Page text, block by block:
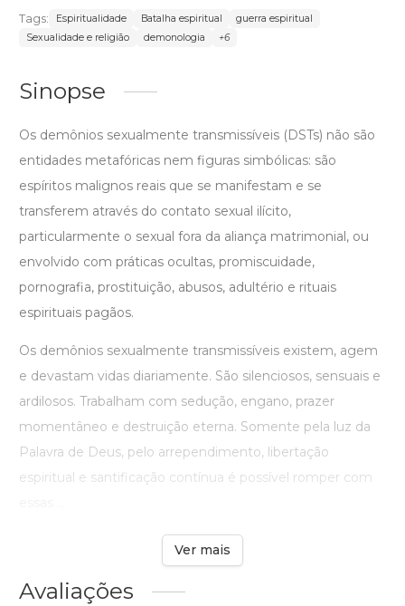
Tags: Espiritualidade Batalha espiritual
guerra espiritual
Sexualidade e religião
demonologia +6
Sinopse
Os demônios sexualmente transmissíveis (DSTs) não são
entidades metafóricas nem figuras simbólicas: são
espíritos malignos reais que se manifestam e se
transferem através do contato sexual ilícito,
particularmente o sexual fora da aliança matrimonial, ou
envolvido com práticas ocultas, promiscuidade,
pornografia, prostituição, abusos, adultério e rituais
espirituais pagãos.
Os demônios sexualmente transmissíveis existem, agem
e devastam vidas diariamente. São silenciosos, sensuais e
ardilosos. Trabalham com sedução, engano, prazer
momentâneo e destruição eterna. Somente pela luz da
Palavra de Deus, pelo arrependimento, libertação
espiritual e santificação contínua é possível romper com
Ver mais
Avaliações